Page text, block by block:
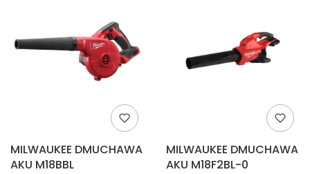
MILWAUKEE DMUCHAWA
AKU M18BBL
MILWAUKEE DMUCHAWA
AKU M18F2BL-0